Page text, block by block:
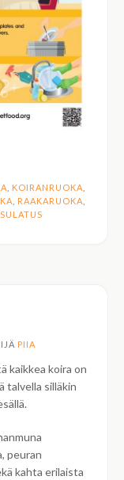
KOIRANRUOKA
RAAKARUOKA
SULATUS
PIIA
kaikkea koira on
talvella silläkin
peuran
kahta erilaista